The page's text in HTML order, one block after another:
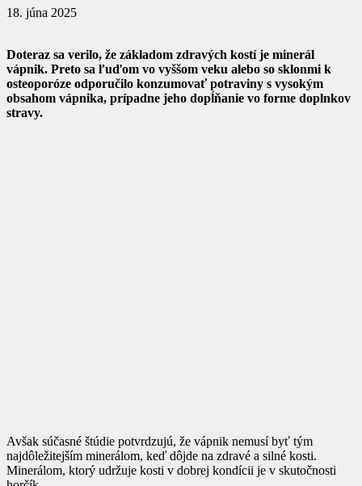
18. júna 2025
Doteraz sa verilo, že základom zdravých kostí je minerál
vápnik. Preto sa ľuďom vo vyššom veku alebo so sklonmi k
osteoporóze odporučilo konzumovať potraviny s vysokým
obsahom vápnika, prípadne jeho dopĺňanie vo forme doplnkov
stravy.
Avšak súčasné štúdie potvrdzujú, že vápnik nemusí byť tým
najdôležitejším minerálom, keď dôjde na zdravé a silné kosti.
Minerálom, ktorý udržuje kosti v dobrej kondícii je v skutočnosti